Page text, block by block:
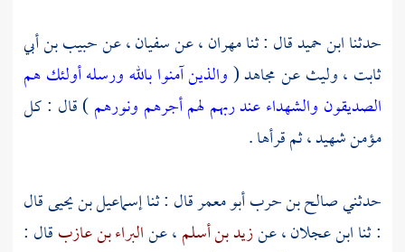
حدثناابن حميدقال : ثنامهران، عنسفيان، عن حبيب بن أبي
ثابت ، وليث عنمجاهد(والذين آمنوا بالله ورسله أولئك هم
الصديقون والشهداء عند ربهم لهم أجرهم ونورهم) قال : كل
مؤمن شهيد ، ثم قرأها .
حدثنيصالح بن حرب أبو معمرقال : ثناإسماعيل بن يحيىقال
: ثناابن عجلان، عنزيد بن أسلم، عنالبراء بن عازبقال :